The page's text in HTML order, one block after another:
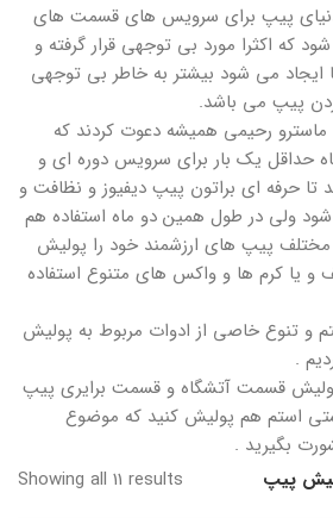
پیپ برای سرویس های قسمت های
که اکثرا مورد بی توجهی قرار گرفته و
می شود بیشتر به خاطر بی توجهی
پیپ می باشد.
رحیمی همیشه دعوت کردند که
حداقل یک بار برای سرویس دوره ای و
حرفه ای براتون پیپ دیفیوز و نظافت و
ولی در طول همین دو ماه استفاده هم
پیپ های ارزشمند خود را پولیش
و یا کرم ها و واکس های متنوع استفاده
و تنوع خاصی از ادوات مربوط به پولیش
.
قسمت آتشگاه ‌‌و قسمت برایری پیپ
استم هم پولیش کنید که موضوع
بگیرید .
پیپ Showing all 11 results